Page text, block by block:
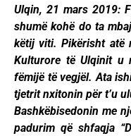
Ulqin, 21 mars 2019:
shumë kohë do ta
këtij viti. Pikërisht atë
Kulturore të Ulqinit u
fëmijë të vegjël. Ata
tjetrit nxitonin për t’u
Bashkëbisedonin me
padurim që shfaqja